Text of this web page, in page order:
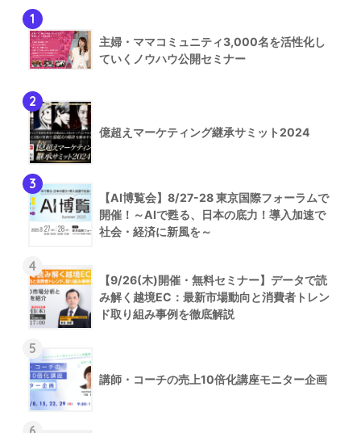
1
主婦・ママコミュニティ3,000名を活性化し
ていくノウハウ公開セミナー
2
億超えマーケティング継承サミット2024
3
【AI博覧会】8/27-28 東京国際フォーラムで
開催！～AIで甦る、日本の底力！導入加速で
社会・経済に新風を～
4
【9/26(木)開催・無料セミナー】データで読
み解く越境EC：最新市場動向と消費者トレン
ド取り組み事例を徹底解説
5
講師・コーチの売上10倍化講座モニター企画